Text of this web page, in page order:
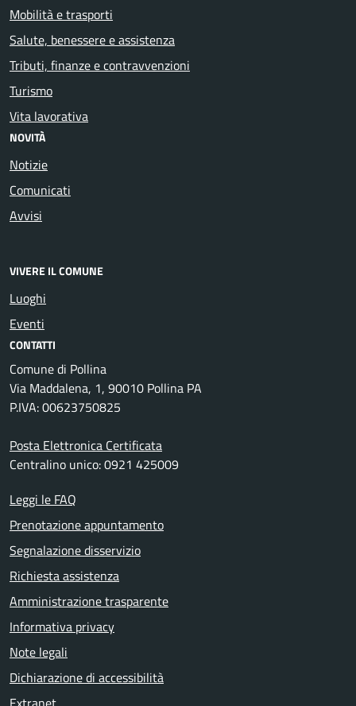
Mobilità e trasporti
Salute, benessere e assistenza
Tributi, finanze e contravvenzioni
Turismo
Vita lavorativa
NOVITÀ
Notizie
Comunicati
Avvisi
VIVERE IL COMUNE
Luoghi
Eventi
CONTATTI
Comune di Pollina
Via Maddalena, 1, 90010 Pollina PA
P.IVA: 00623750825
Posta Elettronica Certificata
Centralino unico: 0921 425009
Leggi le FAQ
Prenotazione appuntamento
Segnalazione disservizio
Richiesta assistenza
Amministrazione trasparente
Informativa privacy
Note legali
Dichiarazione di accessibilità